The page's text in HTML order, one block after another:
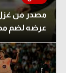
مصدر من غزل
عرضه لضم